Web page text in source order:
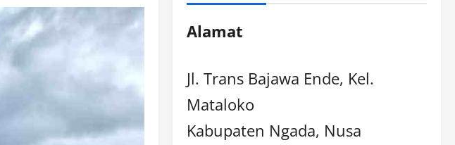
Alamat
Jl. Trans Bajawa Ende, Kel.
Mataloko
Kabupaten Ngada, Nusa